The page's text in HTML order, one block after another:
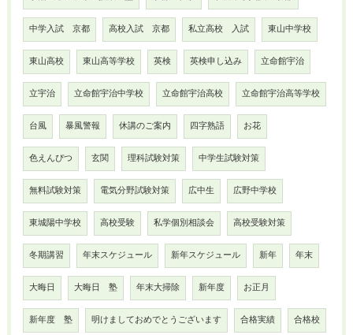
中学入試 京都 高校入試 京都 私立高校 入試 東山中学校
東山高校 東山高等学校 英検 英検申し込み 立命館宇治
立宇治 立命館宇治中学校 立命館宇治高校 立命館宇治高等学校
台風 暴風警報 休講のご案内 四字熟語 お花
色えんぴつ 玄関 理科試験対策 中学生試験対策
無料試験対策 電気分野試験対策 広中生 広野中学校
東城陽中学校 高校受験 私学個別相談会 高校受験対策
冬期講習 年末スケジュール 新年スケジュール 新年 年末
大晦日 大晦日 塾 年末大掃除 新年度 お正月
新年度 塾 明けましておめでとうございます 合格実績 合格校